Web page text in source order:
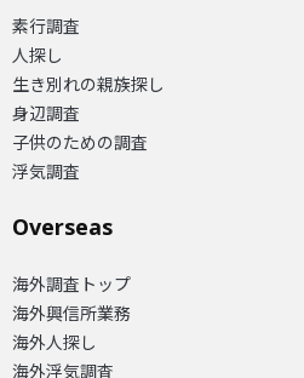
素行調査
人探し
生き別れの親族探し
身辺調査
子供のための調査
浮気調査
Overseas​
海外調査トップ
海外興信所業務
海外人探し
海外浮気調査